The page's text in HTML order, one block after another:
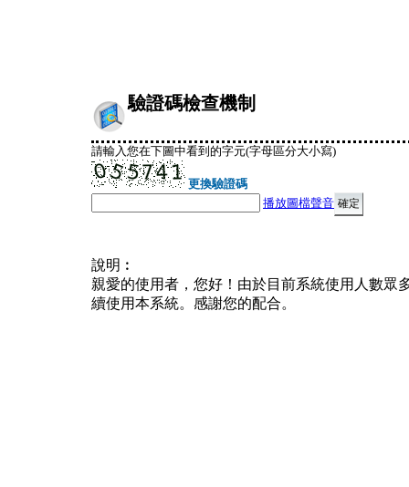
驗證碼檢查機制
請輸入您在下圖中看到的字元(字母區分大小寫)
更換驗證碼
播放圖檔聲音
說明︰
親愛的使用者，您好！由於目前系統使用人數眾
續使用本系統。感謝您的配合。